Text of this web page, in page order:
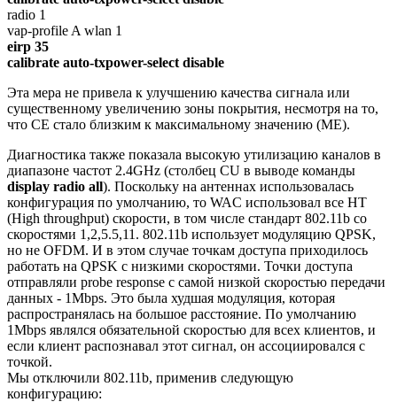
radio 1
vap-profile A wlan 1
eirp 35
calibrate auto-txpower-select disable
Эта мера не привела к улучшению качества сигнала или
существенному увеличению зоны покрытия, несмотря на то,
что CE стало близким к максимальному значению (ME).
Диагностика также показала высокую утилизацию каналов в
диапазоне частот 2.4GHz (столбец CU в выводе команды
display radio all). Поскольку на антеннах использовалась
конфигурация по умолчанию, то WAC использовал все HT
(High throughput) скорости, в том числе стандарт 802.11b со
скоростями 1,2,5.5,11. 802.11b использует модуляцию QPSK,
но не OFDM. И в этом случае точкам доступа приходилось
работать на QPSK с низкими скоростями. Точки доступа
отправляли probe response с самой низкой скоростью передачи
данных - 1Mbps. Это была худшая модуляция, которая
распространялась на большое расстояние. По умолчанию
1Mbps являлся обязательной скоростью для всех клиентов, и
если клиент распознавал этот сигнал, он ассоциировался с
точкой.
Мы отключили 802.11b, применив следующую
конфигурацию: